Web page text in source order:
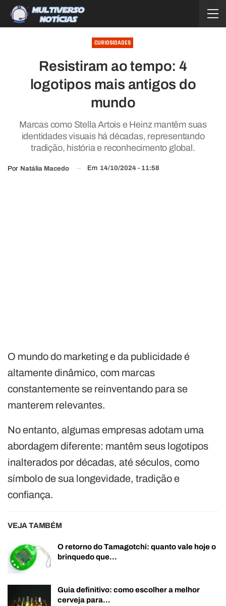
CURIOSIDADES
Resistiram ao tempo: 4
logotipos mais antigos do
mundo
Marcas como Stella Artois e Heinz mantêm suas
identidades visuais há décadas, representando
tradição, história e reconhecimento global.
Por Natália Macedo Em 14/10/2024 - 11:58
O mundo do marketing e da publicidade é
altamente dinâmico, com marcas
constantemente se reinventando para se
manterem relevantes.
No entanto, algumas empresas adotam uma
abordagem diferente: mantêm seus logotipos
inalterados por décadas, até séculos, como
símbolo de sua longevidade, tradição e
confiança.
VEJA TAMBÉM
O retorno do Tamagotchi: quanto vale hoje o
brinquedo que…
Guia definitivo: como escolher a melhor
cerveja para…